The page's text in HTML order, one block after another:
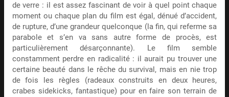
de verre : il est assez fascinant de voir à quel point chaque
moment ou chaque plan du film est égal, dénué d’accident,
de rupture, d’une grandeur quelconque (la fin, qui referme sa
parabole et s’en va sans autre forme de procès, est
particulièrement désarçonnante). Le film semble
constamment perdre en radicalité : il aurait pu trouver une
certaine beauté dans le rêche du survival, mais en nie trop
de fois les règles (radeaux construits en deux heures,
crabes sidekicks, fantastique) pour en faire son terrain de